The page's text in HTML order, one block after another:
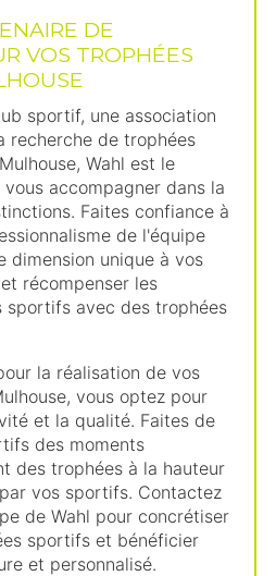
DE
VOS TROPHÉES
sportif, une association
recherche de trophées
Wahl est le
accompagner dans la
Faites confiance à
de l'équipe
dimension unique à vos
récompenser les
sportifs avec des trophées
la réalisation de vos
vous optez pour
et la qualité. Faites de
des moments
des trophées à la hauteur
vos sportifs. Contactez
de Wahl pour concrétiser
sportifs et bénéficier
et personnalisé.